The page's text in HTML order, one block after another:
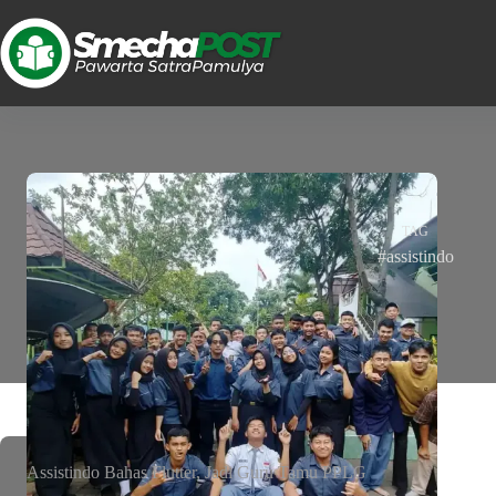
TAG
#assistindo
Assistindo Bahas Flutter, Jadi Guru Tamu PPLG